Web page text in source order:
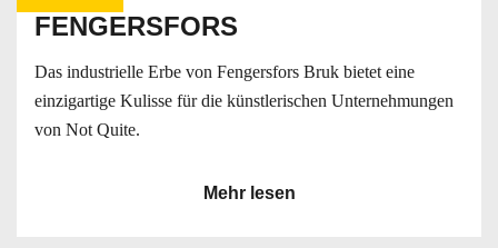
FENGERSFORS
Das industrielle Erbe von Fengersfors Bruk bietet eine
einzigartige Kulisse für die künstlerischen Unternehmungen
von Not Quite.
Mehr lesen